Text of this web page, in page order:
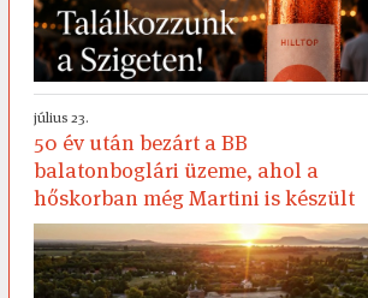
július 23.
50 év után bezárt a BB
balatonboglári üzeme, ahol a
hőskorban még Martini is készült